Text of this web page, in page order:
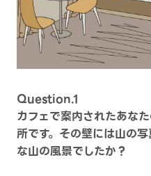
Question.1
カフェで案内されたあな
所です。その壁には山の
な山の風景でしたか？